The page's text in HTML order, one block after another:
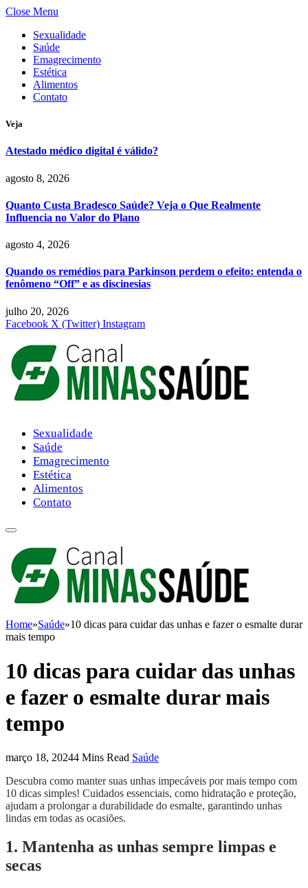
Close Menu
Sexualidade
Saúde
Emagrecimento
Estética
Alimentos
Contato
Veja
Atestado médico digital é válido?
agosto 8, 2026
Quanto Custa Bradesco Saúde? Veja o Que Realmente
Influencia no Valor do Plano
agosto 4, 2026
Quando os remédios para Parkinson perdem o efeito: entenda o
fenômeno “Off” e as discinesias
julho 20, 2026
Facebook X (Twitter) Instagram
Sexualidade
Saúde
Emagrecimento
Estética
Alimentos
Contato
Home»Saúde»10 dicas para cuidar das unhas e fazer o esmalte durar
mais tempo
10 dicas para cuidar das unhas
e fazer o esmalte durar mais
tempo
março 18, 20244 Mins Read Saúde
Descubra como manter suas unhas impecáveis por mais tempo com
10 dicas simples! Cuidados essenciais, como hidratação e proteção,
ajudam a prolongar a durabilidade do esmalte, garantindo unhas
lindas em todas as ocasiões.
1. Mantenha as unhas sempre limpas e
secas